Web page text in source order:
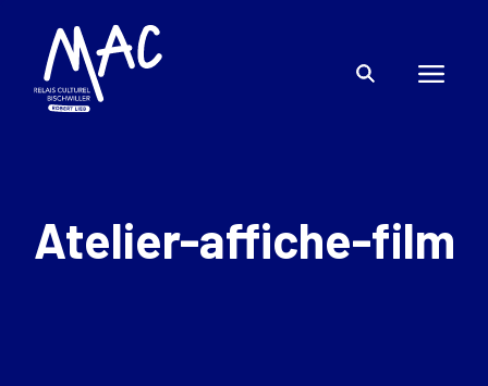
Atelier-affiche-film